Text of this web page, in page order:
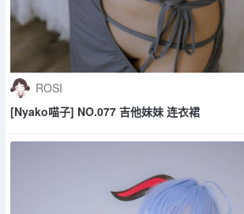
ROSI
[Nyako喵子] NO.077 吉他妹妹 连衣裙